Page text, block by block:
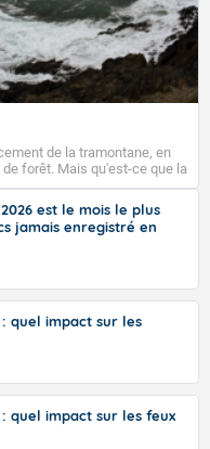
de la tramontane, en
forêt. Mais qu'est-ce que la
? La tramontane est un
à nord, ou ouest à nord-
à la vallée de l’Aude et à
vient du latin trasmontanus,
régions montagneuses
est le mois le plus
jamais enregistré en
quel impact sur les
quel impact sur les feux